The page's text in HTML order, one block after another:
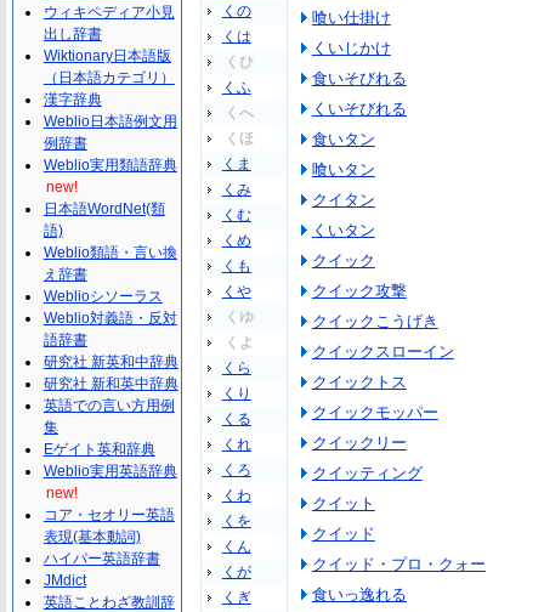
くの
くは
くひ
くふ
くへ
くほ
くま
くみ
くむ
くめ
くも
くや
くゆ
くよ
くら
くり
くる
くれ
くろ
くわ
くを
くん
くが
くぎ
喰い仕掛け
くいじかけ
食いそびれる
くいそびれる
食いタン
喰いタン
クイタン
くいタン
クイック
クイック攻撃
クイックこうげき
クイックスローイン
クイックトス
クイックモッパー
クイックリー
クイッティング
クイット
クイッド
クイッド・プロ・クォー
食いっ逸れる
ウィキペディア小見
出し辞書
Wiktionary日本語版
（日本語カテゴリ）
漢字辞典
Weblio日本語例文用
例辞書
Weblio実用類語辞典
new!
日本語WordNet(類
語)
Weblio類語・言い換
え辞書
Weblioシソーラス
Weblio対義語・反対
語辞書
研究社 新英和中辞典
研究社 新和英中辞典
英語での言い方用例
集
Eゲイト英和辞典
Weblio実用英語辞典
new!
コア・セオリー英語
表現(基本動詞)
ハイパー英語辞書
JMdict
英語ことわざ教訓辞